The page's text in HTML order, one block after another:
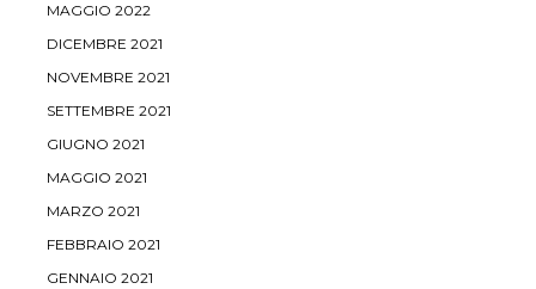
MAGGIO 2022
DICEMBRE 2021
NOVEMBRE 2021
SETTEMBRE 2021
GIUGNO 2021
MAGGIO 2021
MARZO 2021
FEBBRAIO 2021
GENNAIO 2021